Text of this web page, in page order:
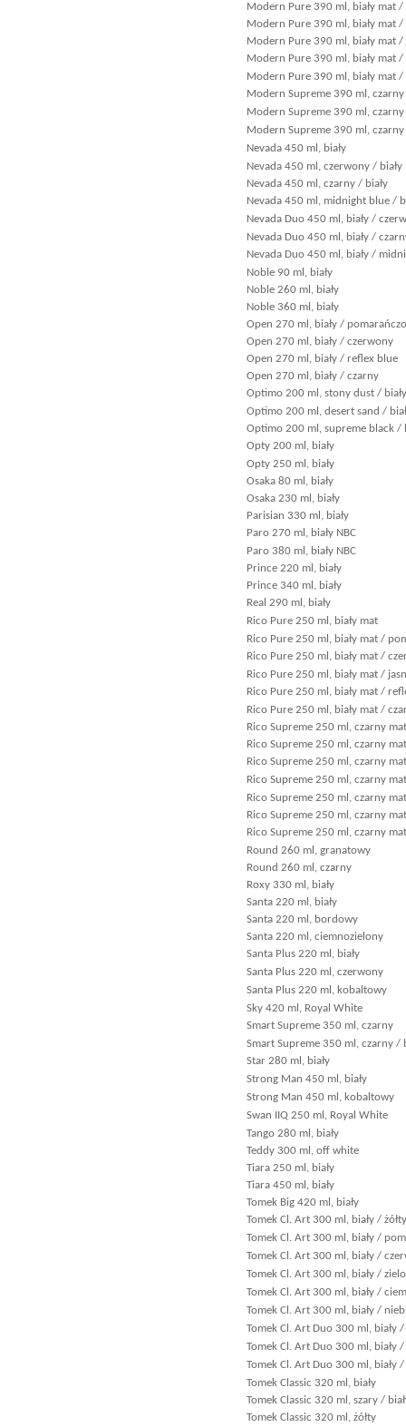
Modern Pure 390 ml, biały mat
Modern Pure 390 ml, biały mat
Modern Pure 390 ml, biały mat /
Modern Pure 390 ml, biały mat
Modern Pure 390 ml, biały mat /
Modern Supreme 390 ml, czarny
Modern Supreme 390 ml,
Modern Supreme 390 ml,
Nevada 450 ml, biały
Nevada 450 ml, czerwony / biały
Nevada 450 ml, czarny / biały
Nevada 450 ml, midnight blue /
Nevada Duo 450 ml, biały /
Nevada Duo 450 ml, biały /
Nevada Duo 450 ml, biały /
Noble 90 ml, biały
Noble 260 ml, biały
Noble 360 ml, biały
Open 270 ml, biały /
Open 270 ml, biały / czerwony
Open 270 ml, biały / reflex blue
Open 270 ml, biały / czarny
Optimo 200 ml, stony dust / biały
Optimo 200 ml, desert sand /
Optimo 200 ml, supreme black /
Opty 200 ml, biały
Opty 250 ml, biały
Osaka 80 ml, biały
Osaka 230 ml, biały
Parisian 330 ml, biały
Paro 270 ml, biały NBC
Paro 380 ml, biały NBC
Prince 220 ml, biały
Prince 340 ml, biały
Real 290 ml, biały
Rico Pure 250 ml, biały mat
Rico Pure 250 ml, biały mat /
Rico Pure 250 ml, biały mat /
Rico Pure 250 ml, biały mat /
Rico Pure 250 ml, biały mat /
Rico Pure 250 ml, biały mat /
Rico Supreme 250 ml, czarny
Rico Supreme 250 ml, czarny
Rico Supreme 250 ml, czarny
Rico Supreme 250 ml, czarny
Rico Supreme 250 ml, czarny
Rico Supreme 250 ml, czarny
Rico Supreme 250 ml, czarny
Round 260 ml, granatowy
Round 260 ml, czarny
Roxy 330 ml, biały
Santa 220 ml, biały
Santa 220 ml, bordowy
Santa 220 ml, ciemnozielony
Santa Plus 220 ml, biały
Santa Plus 220 ml, czerwony
Santa Plus 220 ml, kobaltowy
Sky 420 ml, Royal White
Smart Supreme 350 ml, czarny
Smart Supreme 350 ml, czarny /
Star 280 ml, biały
Strong Man 450 ml, biały
Strong Man 450 ml, kobaltowy
Swan IIQ 250 ml, Royal White
Tango 280 ml, biały
Teddy 300 ml, off white
Tiara 250 ml, biały
Tiara 450 ml, biały
Tomek Big 420 ml, biały
Tomek Cl. Art 300 ml, biały / żółty
Tomek Cl. Art 300 ml, biały /
Tomek Cl. Art 300 ml, biały /
Tomek Cl. Art 300 ml, biały /
Tomek Cl. Art 300 ml, biały /
Tomek Cl. Art 300 ml, biały /
Tomek Cl. Art Duo 300 ml, biały /
Tomek Cl. Art Duo 300 ml, biały
Tomek Cl. Art Duo 300 ml, biały
Tomek Classic 320 ml, biały
Tomek Classic 320 ml, szary /
Tomek Classic 320 ml, żółty